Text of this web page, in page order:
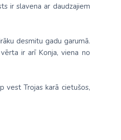
ir slavena ar daudzajiem
desmitu gadu garumā.
ir arī Konja, viena no
vest Trojas karā cietušos,